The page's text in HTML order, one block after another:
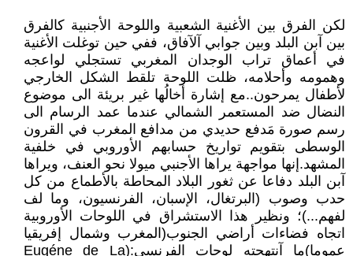
لكن الفرق بين الأغنية الشعبية واللوحة الأجنبية كالفرق
بين آبن البلد وبين جوابي آلآفاق، ففي حين توغلت الأغنية
في أعماق تراب الوجدان المغربي تستجلي لواعجه
وهمومه وأحلامه، ظلت اللوحة تلقط الشكل الخارجي
لأطفال يمرحون..مع إشارة أخالُها غير بريئة الى موضوع
النضال ضد المستعمر الشمالي عندما عمد الرسام الى
رسم صورة مَدفع حديدي من مدافع المغرب في القرون
الوسطى بتقويم تواريخ حسابهم الأوروبي في خلفية
المشهد.إنها مواجهة يراها الأجنبي ميولا نحو العنف، ويراها
آبن البلد دفاعا عن ثغور البلاد المحاطة بالأطماع من كل
حدب وصوب (البرتغال، الإسبان، الفرنسيون، وما لف
لفهم...)؛ ونظير هذا الاستشراق في اللوحات الأوروبية
اتجاه فضاءات أراضي الجنوب(المغرب وشمال إفريقيا
عموما)ما آنتهجته لوحات الفرنسي:(Eugéne de La